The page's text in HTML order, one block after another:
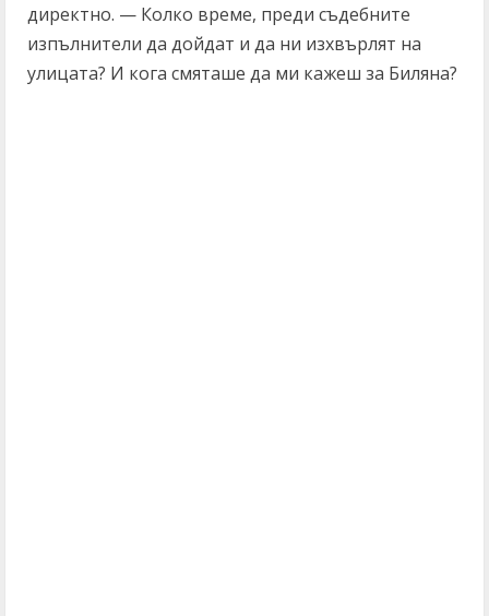
директно. — Колко време, преди съдебните
изпълнители да дойдат и да ни изхвърлят на
улицата? И кога смяташе да ми кажеш за Биляна?